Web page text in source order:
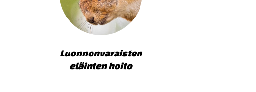
Luonnonvaraisten
eläinten hoito